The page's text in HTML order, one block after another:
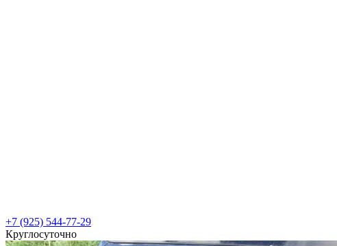
+7 (925) 544-77-29
Круглосуточно